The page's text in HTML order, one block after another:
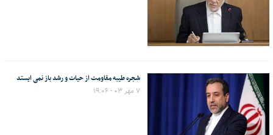
شجره طیبه مقاومت از حیات و رشد باز نمی ایستد
۷ مهر ۰۳ - ۱۹:۰۶